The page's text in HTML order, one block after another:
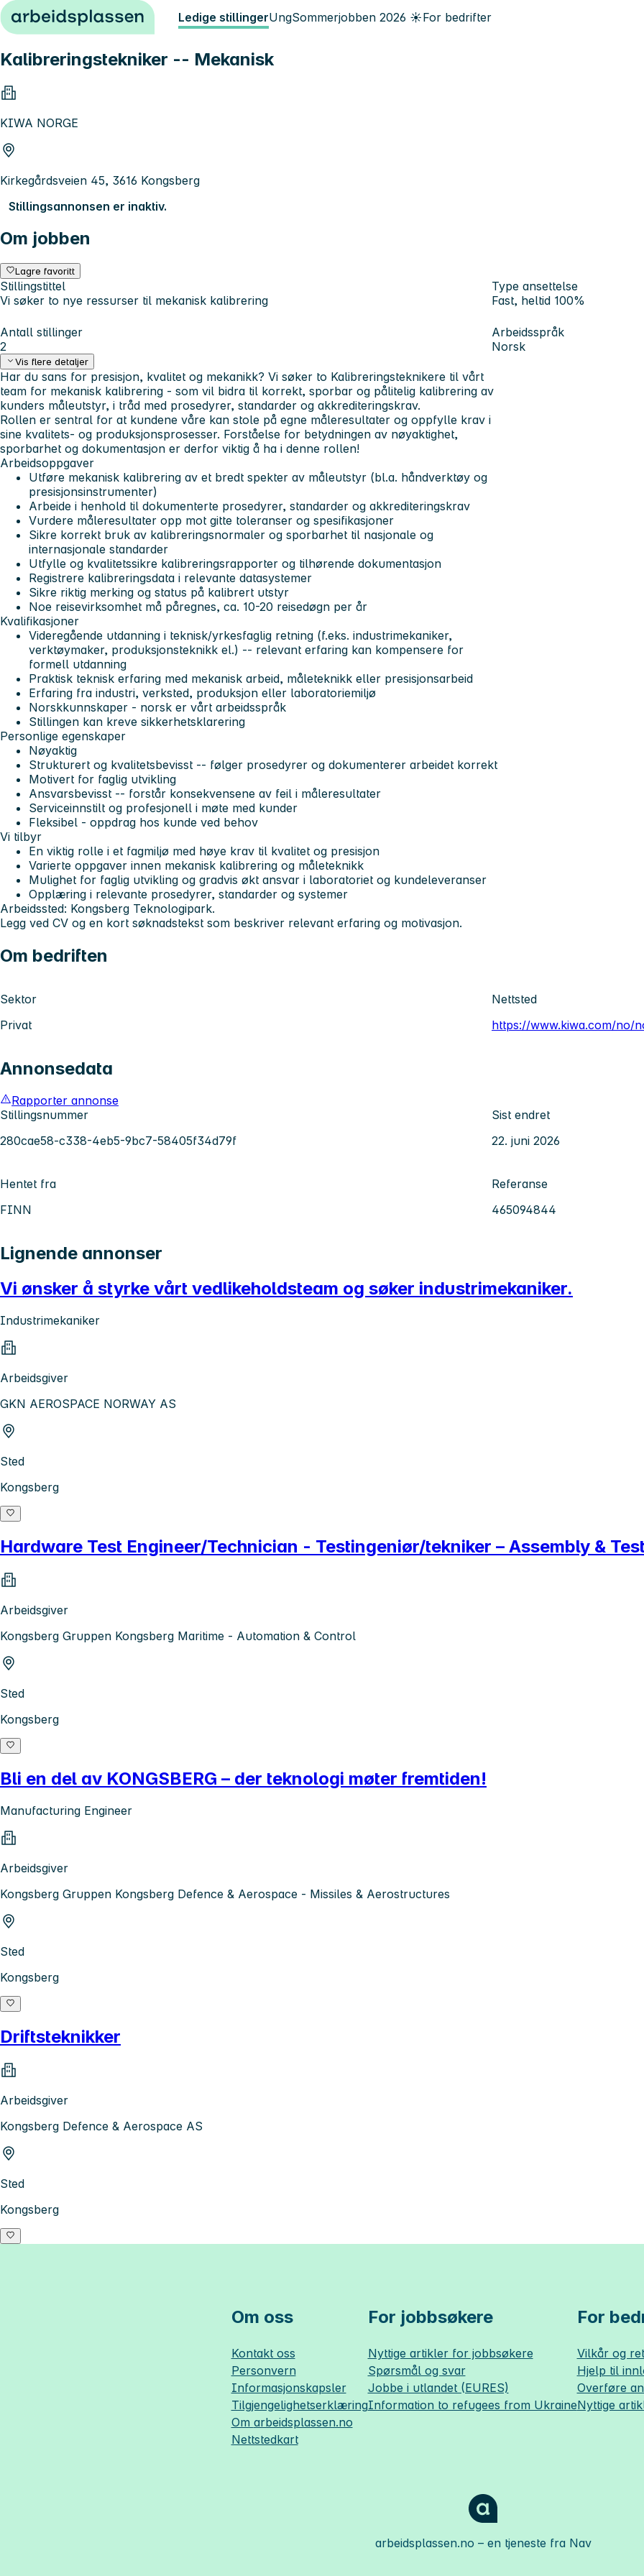
Hopp til innhold Ledige stillingerUngSommerjobben 2026 ☀️For bedrifter
Kalibreringstekniker -- Mekanisk
KIWA NORGE
Kirkegårdsveien 45, 3616 Kongsberg
Stillingsannonsen er inaktiv.
Om jobben
Lagre favoritt
Stillingstittel
Vi søker to nye ressurser til mekanisk kalibrering
Type ansettelse
Fast, heltid 100%
Antall stillinger
2
Arbeidsspråk
Norsk
Vis flere detaljer
Har du sans for presisjon, kvalitet og mekanikk? Vi søker to Kalibreringsteknikere til vårt
team for mekanisk kalibrering - som vil bidra til korrekt, sporbar og pålitelig kalibrering av
kunders måleutstyr, i tråd med prosedyrer, standarder og akkrediteringskrav.
Rollen er sentral for at kundene våre kan stole på egne måleresultater og oppfylle krav i
sine kvalitets- og produksjonsprosesser. Forståelse for betydningen av nøyaktighet,
sporbarhet og dokumentasjon er derfor viktig å ha i denne rollen!
Arbeidsoppgaver
Utføre mekanisk kalibrering av et bredt spekter av måleutstyr (bl.a. håndverktøy og
presisjonsinstrumenter)
Arbeide i henhold til dokumenterte prosedyrer, standarder og akkrediteringskrav
Vurdere måleresultater opp mot gitte toleranser og spesifikasjoner
Sikre korrekt bruk av kalibreringsnormaler og sporbarhet til nasjonale og
internasjonale standarder
Utfylle og kvalitetssikre kalibreringsrapporter og tilhørende dokumentasjon
Registrere kalibreringsdata i relevante datasystemer
Sikre riktig merking og status på kalibrert utstyr
Noe reisevirksomhet må påregnes, ca. 10-20 reisedøgn per år
Kvalifikasjoner
Videregående utdanning i teknisk/yrkesfaglig retning (f.eks. industrimekaniker,
verktøymaker, produksjonsteknikk el.) -- relevant erfaring kan kompensere for
formell utdanning
Praktisk teknisk erfaring med mekanisk arbeid, måleteknikk eller presisjonsarbeid
Erfaring fra industri, verksted, produksjon eller laboratoriemiljø
Norskkunnskaper - norsk er vårt arbeidsspråk
Stillingen kan kreve sikkerhetsklarering
Personlige egenskaper
Nøyaktig
Strukturert og kvalitetsbevisst -- følger prosedyrer og dokumenterer arbeidet korrekt
Motivert for faglig utvikling
Ansvarsbevisst -- forstår konsekvensene av feil i måleresultater
Serviceinnstilt og profesjonell i møte med kunder
Fleksibel - oppdrag hos kunde ved behov
Vi tilbyr
En viktig rolle i et fagmiljø med høye krav til kvalitet og presisjon
Varierte oppgaver innen mekanisk kalibrering og måleteknikk
Mulighet for faglig utvikling og gradvis økt ansvar i laboratoriet og kundeleveranser
Opplæring i relevante prosedyrer, standarder og systemer
Arbeidssted: Kongsberg Teknologipark.
Legg ved CV og en kort søknadstekst som beskriver relevant erfaring og motivasjon.
Om bedriften
Sektor
Privat
Nettsted
https://www.kiwa.com/no/
Annonsedata
Rapporter annonse
Stillingsnummer
280cae58-c338-4eb5-9bc7-58405f34d79f
Sist endret
22. juni 2026
Hentet fra
FINN
Referanse
465094844
Lignende annonser
Vi ønsker å styrke vårt vedlikeholdsteam og søker industrimekaniker.
Industrimekaniker
Arbeidsgiver
GKN AEROSPACE NORWAY AS
Sted
Kongsberg
Hardware Test Engineer/Technician - Testingeniør/tekniker – Assembly &
Arbeidsgiver
Kongsberg Gruppen Kongsberg Maritime - Automation & Control
Sted
Kongsberg
Bli en del av KONGSBERG – der teknologi møter fremtiden!
Manufacturing Engineer
Arbeidsgiver
Kongsberg Gruppen Kongsberg Defence & Aerospace - Missiles & Aerostructures
Sted
Kongsberg
Driftsteknikker
Arbeidsgiver
Kongsberg Defence & Aerospace AS
Sted
Kongsberg
Om oss
Kontakt oss
Personvern
Informasjonskapsler
Tilgjengelighetserklæring
Om arbeidsplassen.no
Nettstedkart
For jobbsøkere
Nyttige artikler for jobbsøkere
Spørsmål og svar
Jobbe i utlandet (EURES)
Information to refugees from Ukraine
For
Vilkår og
Hjelp til
Overføre
Nyttige
arbeidsplassen.no – en tjeneste fra Nav